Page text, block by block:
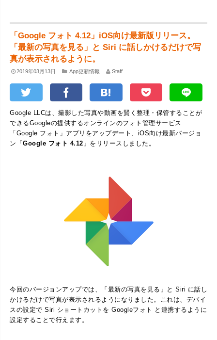
「Google フォト 4.12」iOS向け最新版リリース。
「最新の写真を見る」と Siri に話しかけるだけで写
真が表示されるように。
2019年03月13日 App更新情報 Staff
Google LLCは、撮影した写真や動画を賢く整理・保管することが
できるGoogleの提供するオンラインのフォト管理サービス
「Google フォト」アプリをアップデート、iOS向け最新バージョ
ン「Google フォト 4.12 」をリリースしました。
今回のバージョンアップでは、「最新の写真を見る」と Siri に話し
かけるだけで写真が表示されるようになりました。これは、デバイ
スの設定で Siri ショートカットを Googleフォト と連携するように
設定することで行えます。